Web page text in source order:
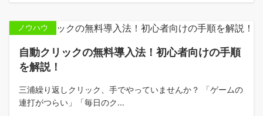
ノウハウ
自動クリックの無料導入法！初心者向けの手順
を解説！
三浦繰り返しクリック、手でやっていませんか？ 「ゲームの
連打がつらい」「毎日のク...